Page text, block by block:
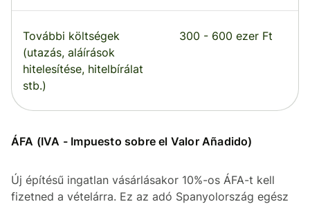
További költségek
(utazás, aláírások
hitelesítése, hitelbírálat
stb.)
300 - 600 ezer Ft
ÁFA (IVA - Impuesto sobre el Valor Añadido)
Új építésű ingatlan vásárlásakor 10%-os ÁFA-t kell
fizetned a vételárra. Ez az adó Spanyolország egész